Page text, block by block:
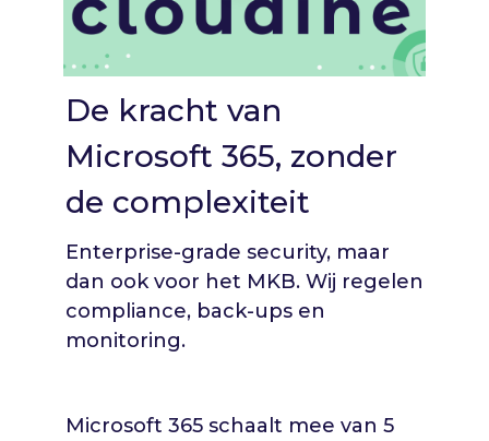
De kracht van
Microsoft 365, zonder
de complexiteit
Enterprise-grade security, maar
dan ook voor het MKB. Wij regelen
compliance, back-ups en
monitoring.
Microsoft 365 schaalt mee van 5